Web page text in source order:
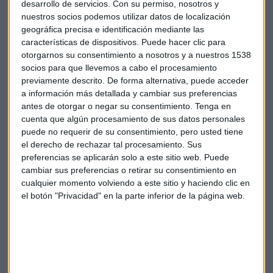
desarrollo de servicios. Con su permiso, nosotros y
nuestros socios podemos utilizar datos de localización
geográfica precisa e identificación mediante las
características de dispositivos. Puede hacer clic para
otorgarnos su consentimiento a nosotros y a nuestros 1538
socios para que llevemos a cabo el procesamiento
previamente descrito. De forma alternativa, puede acceder
a información más detallada y cambiar sus preferencias
antes de otorgar o negar su consentimiento. Tenga en
cuenta que algún procesamiento de sus datos personales
puede no requerir de su consentimiento, pero usted tiene
el derecho de rechazar tal procesamiento. Sus
preferencias se aplicarán solo a este sitio web. Puede
cambiar sus preferencias o retirar su consentimiento en
cualquier momento volviendo a este sitio y haciendo clic en
el botón "Privacidad" en la parte inferior de la página web.
Hace tres semanas la irlandesa recortó su pronóstico de
ganancias en un 5% hasta marzo por la debilidad de la libra
y la intensa competencia de precios.
Las acciones del grupo irlandés suben con fuerza en esta
jornada.
Empresas Ryanair